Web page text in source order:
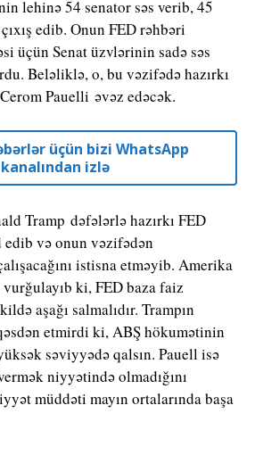
lehinə 54 senator səs verib, 45
edib. Onun FED rəhbəri
üçün Senat üzvlərinin sadə səs
Beləliklə, o, bu vəzifədə hazırkı
Pauelli əvəz edəcək.
üçün bizi WhatsApp
kanalından izlə
Tramp dəfələrlə hazırkı FED
və onun vəzifədən
istisna etməyib. Amerika
ki, FED baza faiz
aşağı salmalıdır. Trampın
etmirdi ki, ABŞ hökumətinin
səviyyədə qalsın. Pauell isə
niyyətində olmadığını
müddəti mayın ortalarında başa